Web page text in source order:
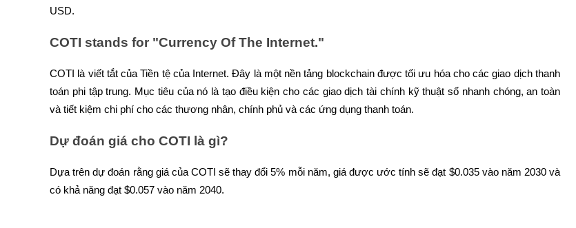
Launchpool
Đặt cọc linh hoạt để kiếm được các token phổ biến.
USD.
COTI stands for "Currency Of The Internet."
COTI là viết tắt của Tiền tệ của Internet. Đây là một nền tảng blockchain được tối ưu hóa cho các giao dịch thanh
toán phi tập trung. Mục tiêu của nó là tạo điều kiện cho các giao dịch tài chính kỹ thuật số nhanh chóng, an toàn
và tiết kiệm chi phí cho các thương nhân, chính phủ và các ứng dụng thanh toán.
Dự đoán giá cho COTI là gì?
Dựa trên dự đoán rằng giá của COTI sẽ thay đổi 5% mỗi năm, giá được ước tính sẽ đạt $0.035 vào năm 2030 và
có khả năng đạt $0.057 vào năm 2040.